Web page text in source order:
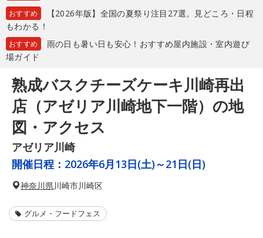
おすすめ
【2026年版】全国の夏祭り注目27選。見どころ・日程
もわかる！
おすすめ
雨の日も暑い日も安心！おすすめ屋内施設・室内遊び
場ガイド
熟成バスクチーズケーキ川崎再出
店（アゼリア川崎地下一階）の地
図・アクセス
アゼリア川崎
開催日程： 2026年6月13日(土)～21日(日)
神奈川県 川崎市川崎区
グルメ・フードフェス